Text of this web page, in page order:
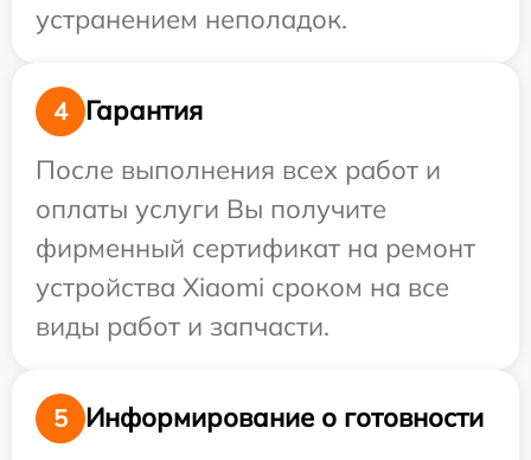
устранением неполадок.
4
Гарантия
После выполнения всех работ и
оплаты услуги Вы получите
фирменный сертификат на ремонт
устройства Xiaomi сроком на все
виды работ и запчасти.
5
Информирование о готовности